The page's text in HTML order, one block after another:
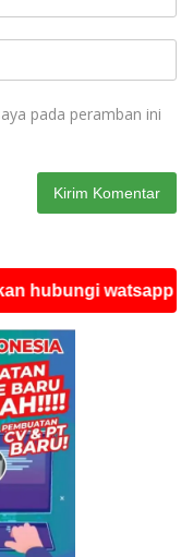
pada peramban ini
watsapp redaksi An